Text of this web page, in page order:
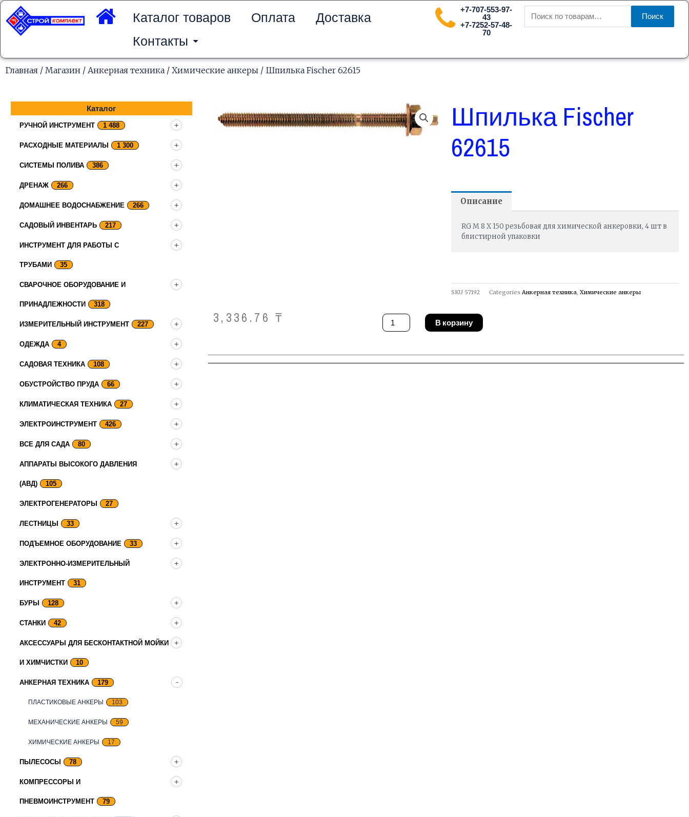
Перейти
содержимому
Каталог товаров Оплата
Доставка
Контакты
+7-707-553-97-
43
+7-7252-57-48-
70
Искать:
Поиск
Главная / Магазин / Анкерная техника / Химические анкеры / Шпилька Fischer 62615
Каталог
РУЧНОЙ ИНСТРУМЕНТ 1 488
РАСХОДНЫЕ МАТЕРИАЛЫ 1 300
СИСТЕМЫ ПОЛИВА 386
ДРЕНАЖ 266
ДОМАШНЕЕ ВОДОСНАБЖЕНИЕ 266
САДОВЫЙ ИНВЕНТАРЬ 217
ИНСТРУМЕНТ ДЛЯ РАБОТЫ С
ТРУБАМИ 35
СВАРОЧНОЕ ОБОРУДОВАНИЕ И
ПРИНАДЛЕЖНОСТИ 318
ИЗМЕРИТЕЛЬНЫЙ ИНСТРУМЕНТ 227
ОДЕЖДА 4
САДОВАЯ ТЕХНИКА 108
ОБУСТРОЙСТВО ПРУДА 66
КЛИМАТИЧЕСКАЯ ТЕХНИКА 27
ЭЛЕКТРОИНСТРУМЕНТ 426
ВСЕ ДЛЯ САДА 80
АППАРАТЫ ВЫСОКОГО ДАВЛЕНИЯ
(АВД) 105
ЭЛЕКТРОГЕНЕРАТОРЫ 27
ЛЕСТНИЦЫ 33
ПОДЪЕМНОЕ ОБОРУДОВАНИЕ 33
ЭЛЕКТРОННО-ИЗМЕРИТЕЛЬНЫЙ
ИНСТРУМЕНТ 31
БУРЫ 128
СТАНКИ 42
АКСЕССУАРЫ ДЛЯ БЕСКОНТАКТНОЙ МОЙКИ
И ХИМЧИСТКИ 10
АНКЕРНАЯ ТЕХНИКА 179
ПЛАСТИКОВЫЕ АНКЕРЫ 103
МЕХАНИЧЕСКИЕ АНКЕРЫ 59
ХИМИЧЕСКИЕ АНКЕРЫ 17
ПЫЛЕСОСЫ 78
КОМПРЕССОРЫ И
ПНЕВМОИНСТРУМЕНТ 79
Шпилька Fischer
62615
Описание
RG M 8 X 150 резьбовая для химической анкеровки, 4 шт в
блистирной упаковки
SKU 57192 Categories Анкерная техника, Химические анкеры
3,336.76₸
Количество
товара
Шпилька
В корзину